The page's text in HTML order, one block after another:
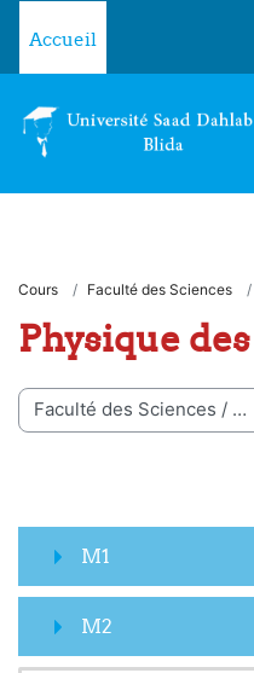
Accueil
Cours Faculté des Sciences
Physique
de cours
M1
M2